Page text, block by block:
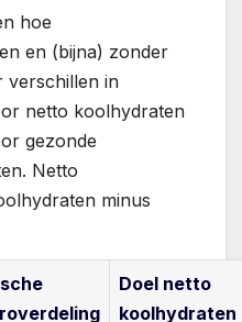
hoe
en (bijna) zonder
verschillen in
netto koolhydraten
gezonde
Netto
minus
Doel netto
koolhydraten